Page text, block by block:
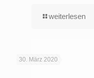
weiterlesen
30. März 2020